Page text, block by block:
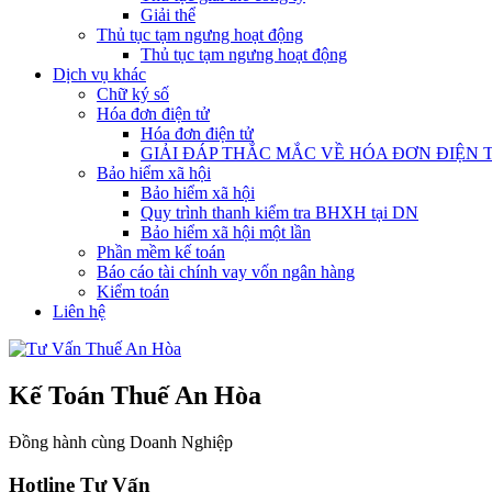
Giải thể
Thủ tục tạm ngưng hoạt động
Thủ tục tạm ngưng hoạt động
Dịch vụ khác
Chữ ký số
Hóa đơn điện tử
Hóa đơn điện tử
GIẢI ĐÁP THẮC MẮC VỀ HÓA ĐƠN ĐIỆN
Bảo hiểm xã hội
Bảo hiểm xã hội
Quy trình thanh kiểm tra BHXH tại DN
Bảo hiểm xã hội một lần
Phần mềm kế toán
Báo cáo tài chính vay vốn ngân hàng
Kiểm toán
Liên hệ
Kế Toán Thuế An Hòa
Đồng hành cùng Doanh Nghiệp
Hotline Tư Vấn